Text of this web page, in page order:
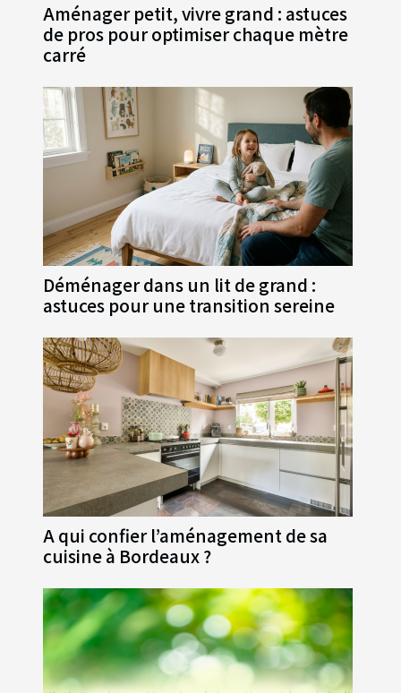
Aménager petit, vivre grand : astuces
de pros pour optimiser chaque mètre
carré
Déménager dans un lit de grand :
astuces pour une transition sereine
A qui confier l’aménagement de sa
cuisine à Bordeaux ?